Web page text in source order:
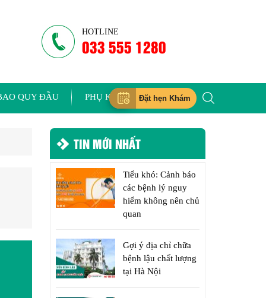
HOTLINE
033 555 1280
QUY ĐẦU PHỤ KHOA Đặt hẹn Khám
TIN MỚI NHẤT
Tiểu khó: Cảnh báo
các bệnh lý nguy
hiểm không nên chủ
quan
Gợi ý địa chỉ chữa
bệnh lậu chất lượng
tại Hà Nội